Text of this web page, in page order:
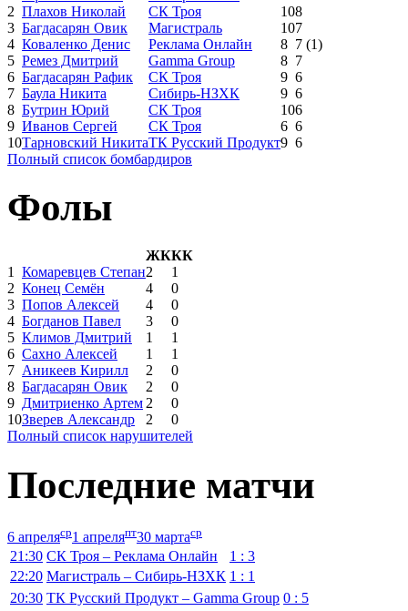
2 Плахов Николай СК Троя 108
3 Багдасарян Овик Магистраль 107
4 Коваленко Денис Реклама Онлайн 8 7 (1)
5 Ремез Дмитрий Gamma Group 8 7
6 Багдасарян Рафик СК Троя 9 6
7 Баула Никита Сибирь-НЗХК 9 6
8 Бутрин Юрий СК Троя 106
9 Иванов Сергей СК Троя 6 6
10Тарновский НикитаТК Русский Продукт9 6
Полный список бомбардиров
Фолы
ЖККК
1
Комаревцев Степан2
1
2 Конец Семён 4
0
3 Попов Алексей 4
0
4 Богданов Павел 3
0
5 Климов Дмитрий 1
1
6 Сахно Алексей 1
1
7 Аникеев Кирилл 2
0
8 Багдасарян Овик 2
0
9 Дмитриенко Артем 2
0
10Зверев Александр 2
0
Полный список нарушителей
Последние матчи
6 апреляср1 апреляпт30 мартаср
21:30 СК Троя – Реклама Онлайн
1 : 3
22:20 Магистраль – Сибирь-НЗХК 1 : 1
20:30 ТК Русский Продукт – Gamma Group 0 : 5